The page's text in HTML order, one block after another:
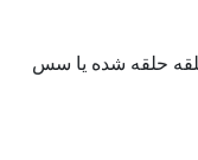
حلقه حلقه شده یا سس